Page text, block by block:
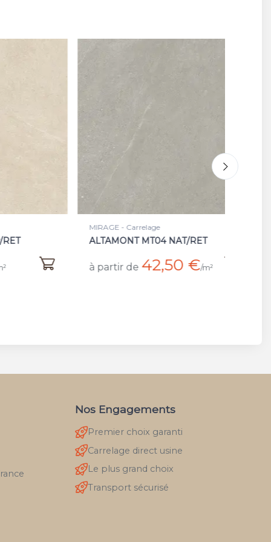
MIRAGE - Carrelage
ALTAMONT MT04 NAT/RET
à partir de 42,50 € /m²
Nos Engagements
Premier choix garanti
Carrelage direct usine
Le plus grand choix
Transport sécurisé